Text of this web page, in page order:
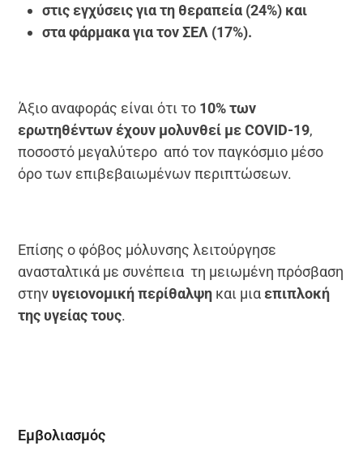
στις εγχύσεις για τη θεραπεία (24%) και
στα φάρμακα για τον ΣΕΛ (17%).
Άξιο αναφοράς είναι ότι το 10% των
ερωτηθέντων έχουν μολυνθεί με COVID-19,
ποσοστό μεγαλύτερο από τον παγκόσμιο μέσο
όρο των επιβεβαιωμένων περιπτώσεων.
Επίσης ο φόβος μόλυνσης λειτούργησε
ανασταλτικά με συνέπεια τη μειωμένη πρόσβαση
στην υγειονομική περίθαλψη και μια επιπλοκή
της υγείας τους.
Εμβολιασμός